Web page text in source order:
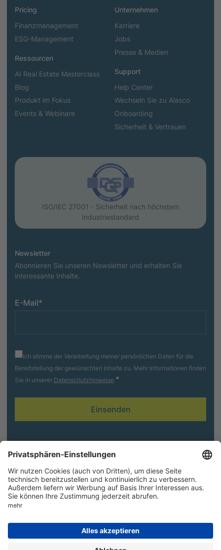
Pricing
Finanzmanagement
ESG-Management
Ressourcen
AI Real Estate Masterclass
Blog
Produkt im Fokus
Events & Webinare
Unternehmen
Karriere
Jobs
Presse & Medien
Support
Help Center
Wechseln Sie zu Alasco
Onboarding
Sicherheit & Vertrauen
ISO/IEC 27001 - Sicherheit nach höchstem
Industriestandard
Newsletter
Abonnieren Sie unseren Newsletter und erhalten Sie
interessante Inhalte.
E-Mail*
Ich stimme der Verarbeitung meiner persönlichen Daten für die
Bereitstellung der gewünschten Inhalte zu. Mehr Informationen finden
Sie in unserer Datenschutzhinweise.*
Folgen Sie uns
AGB
Cookie-Einstellungen